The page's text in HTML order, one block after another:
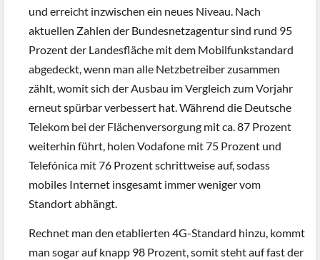
und erreicht inzwischen ein neues Niveau. Nach
aktuellen Zahlen der Bundesnetzagentur sind rund 95
Prozent der Landesfläche mit dem Mobilfunkstandard
abgedeckt, wenn man alle Netzbetreiber zusammen
zählt, womit sich der Ausbau im Vergleich zum Vorjahr
erneut spürbar verbessert hat. Während die Deutsche
Telekom bei der Flächenversorgung mit ca. 87 Prozent
weiterhin führt, holen Vodafone mit 75 Prozent und
Telefónica mit 76 Prozent schrittweise auf, sodass
mobiles Internet insgesamt immer weniger vom
Standort abhängt.
Rechnet man den etablierten 4G-Standard hinzu, kommt
man sogar auf knapp 98 Prozent, somit steht auf fast der